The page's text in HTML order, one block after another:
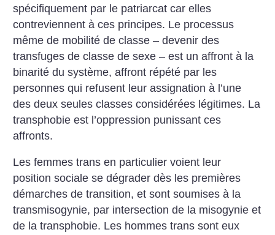
spécifiquement par le patriarcat car elles
contreviennent à ces principes. Le processus
même de mobilité de classe – devenir des
transfuges de classe de sexe – est un affront à la
binarité du système, affront répété par les
personnes qui refusent leur assignation à l’une
des deux seules classes considérées légitimes. La
transphobie est l’oppression punissant ces
affronts.
Les femmes trans en particulier voient leur
position sociale se dégrader dès les premières
démarches de transition, et sont soumises à la
transmisogynie, par intersection de la misogynie et
de la transphobie. Les hommes trans sont eux